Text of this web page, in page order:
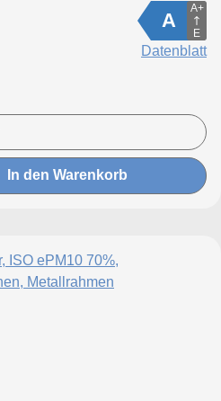
A
A+
E
Datenblatt
In den Warenkorb